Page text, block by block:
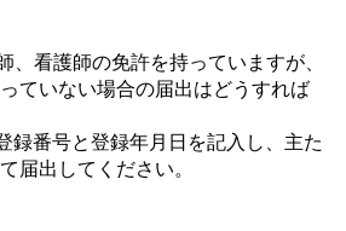
、看護師の免許を持っていますが、
ていない場合の届出はどうすれば
録番号と登録年月日を記入し、主た
届出してください。